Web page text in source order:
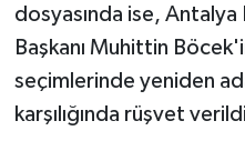
dosyasında ise,
Başkanı Muhittin
seçimlerinde yeniden
karşılığında rüşvet